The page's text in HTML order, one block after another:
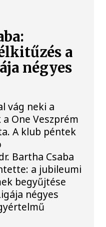
a
négyes
vág neki a
One Veszprém
A klub péntek
Bartha Csaba
a jubileumi
begyűjtése
négyes